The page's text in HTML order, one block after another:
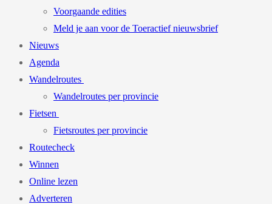
Voorgaande edities
Meld je aan voor de Toeractief nieuwsbrief
Nieuws
Agenda
Wandelroutes
Wandelroutes per provincie
Fietsen
Fietsroutes per provincie
Routecheck
Winnen
Online lezen
Adverteren